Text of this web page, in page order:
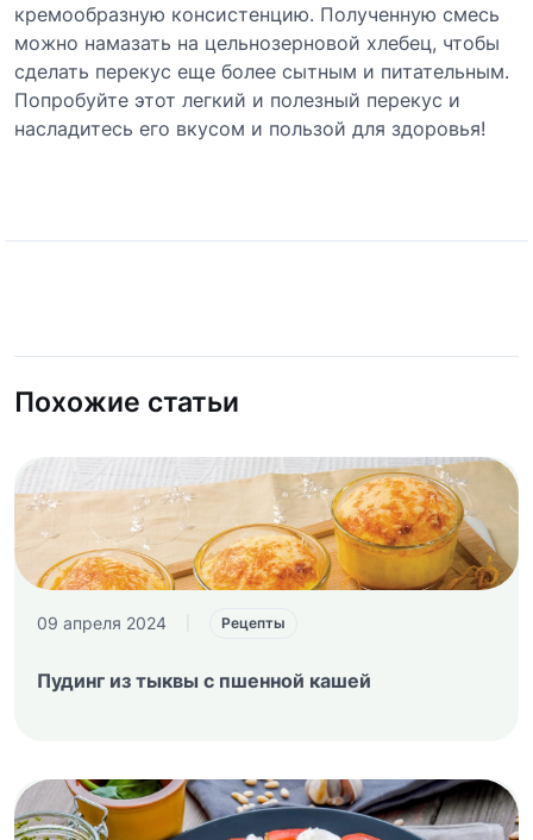
кремообразную консистенцию. Полученную смесь
можно намазать на цельнозерновой хлебец, чтобы
сделать перекус еще более сытным и питательным.
Попробуйте этот легкий и полезный перекус и
насладитесь его вкусом и пользой для здоровья!
Похожие статьи
09 апреля 2024 Рецепты
Пудинг из тыквы с пшенной кашей